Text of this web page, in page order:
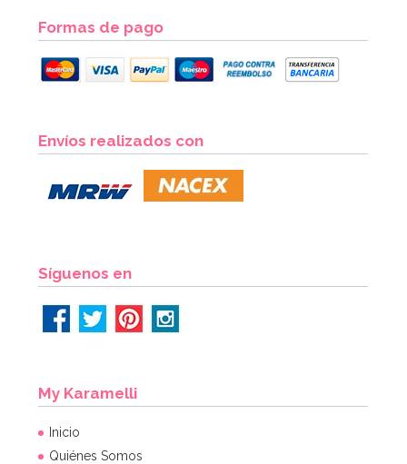
Formas de pago
Envíos realizados con
Síguenos en
My Karamelli
Inicio
Quiénes Somos